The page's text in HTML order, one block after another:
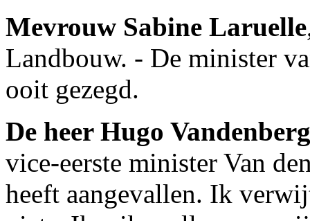
Mevrouw Sabine Laruelle
Landbouw. - De minister
ooit gezegd.
De heer Hugo
vice-eerste minister Van
heeft aangevallen. Ik